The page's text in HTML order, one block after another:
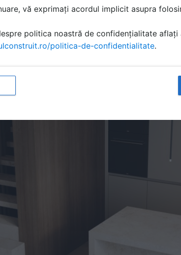
este ca, dincolo de aspectul estetic,
Travertinul este rezistent la zgarieturi si isi
pentru a arata mereu la fel de bine.
vă exprimați acordul implicit asupra
politica noastră de confidențialitate aflați
politica-de-confidentialitate.